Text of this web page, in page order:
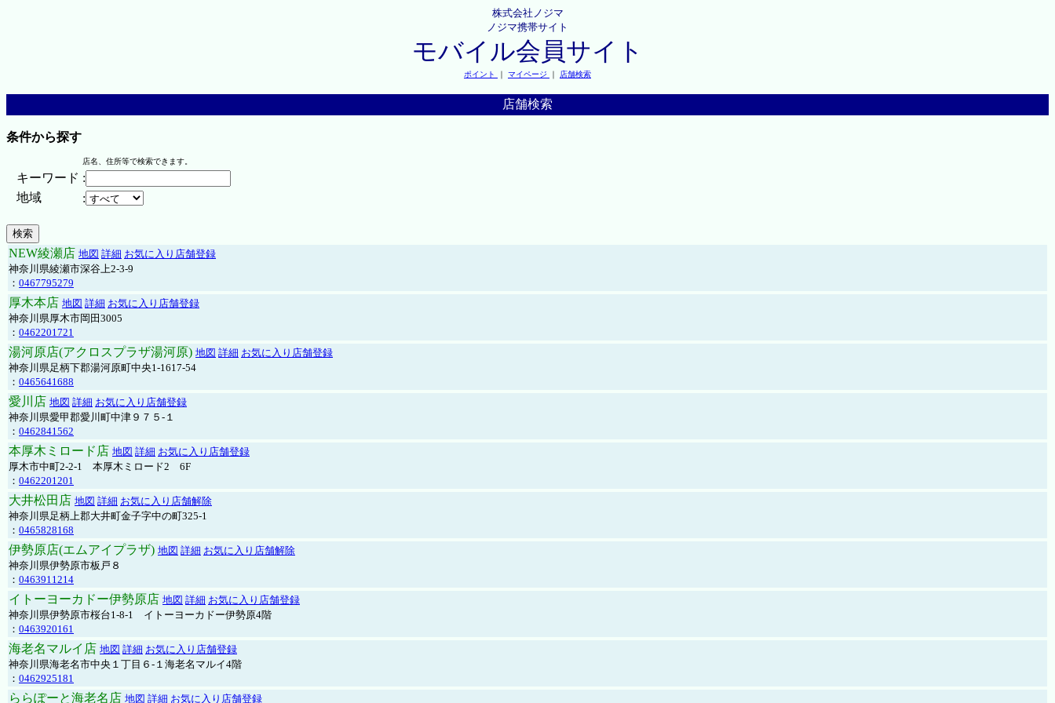
株式会社ノジマ
ノジマ携帯サイト
モバイル会員サイト
ポイント ｜ マイページ ｜ 店舗検索
店舗検索
条件から探す
店名、住所等で検索できます。
キーワード :
地域
:
NEW綾瀬店 地図 詳細 お気に入り店舗登録
神奈川県綾瀬市深谷上2-3-9
： 0467795279
厚木本店 地図 詳細 お気に入り店舗登録
神奈川県厚木市岡田3005
： 0462201721
湯河原店(アクロスプラザ湯河原) 地図 詳細 お気に入り店舗登録
神奈川県足柄下郡湯河原町中央1-1617-54
： 0465641688
愛川店 地図 詳細 お気に入り店舗登録
神奈川県愛甲郡愛川町中津９７５-１
： 0462841562
本厚木ミロード店 地図 詳細 お気に入り店舗登録
厚木市中町2-2-1 本厚木ミロード2 6F
： 0462201201
大井松田店 地図 詳細 お気に入り店舗解除
神奈川県足柄上郡大井町金子字中の町325-1
： 0465828168
伊勢原店(エムアイプラザ) 地図 詳細 お気に入り店舗解除
神奈川県伊勢原市板戸８
： 0463911214
イトーヨーカドー伊勢原店 地図 詳細 お気に入り店舗登録
神奈川県伊勢原市桜台1-8-1 イトーヨーカドー伊勢原4階
： 0463920161
海老名マルイ店 地図 詳細 お気に入り店舗登録
神奈川県海老名市中央１丁目６-１海老名マルイ4階
： 0462925181
ららぽーと海老名店 地図 詳細 お気に入り店舗登録